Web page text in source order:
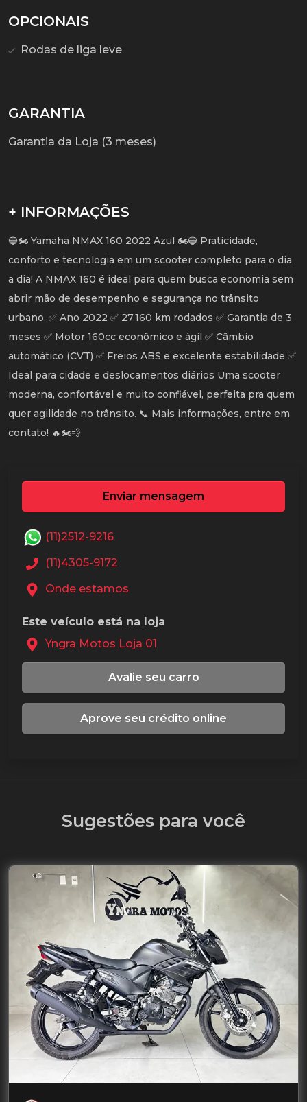
OPCIONAIS
Rodas de liga leve
GARANTIA
Garantia da Loja (3 meses)
+ INFORMAÇÕES
🔵🏍️ Yamaha NMAX 160 2022 Azul 🏍️🔵 Praticidade,
conforto e tecnologia em um scooter completo para o dia
a dia! A NMAX 160 é ideal para quem busca economia sem
abrir mão de desempenho e segurança no trânsito
urbano. ✅ Ano 2022 ✅ 27.160 km rodados ✅ Garantia de 3
meses ✅ Motor 160cc econômico e ágil ✅ Câmbio
automático (CVT) ✅ Freios ABS e excelente estabilidade ✅
Ideal para cidade e deslocamentos diários Uma scooter
moderna, confortável e muito confiável, perfeita pra quem
quer agilidade no trânsito. 📞 Mais informações, entre em
contato! 🔥🏍️💨
Enviar mensagem
(11)2512-9216
(11)4305-9172
Onde estamos
Este veículo está na loja
Yngra Motos Loja 01
Avalie seu carro
Aprove seu crédito online
Sugestões para você